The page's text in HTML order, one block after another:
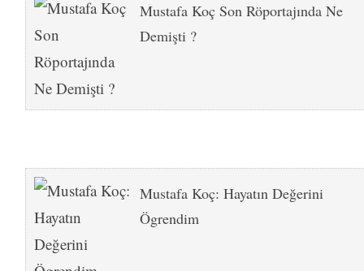
Mustafa Koç Son Röportajında Ne
Demişti ?
Mustafa Koç: Hayatın Değerini
Ögrendim